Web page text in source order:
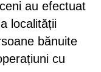
au efectuat
localității
bănuite
cu